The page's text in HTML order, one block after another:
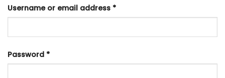
Username or email address *
Password *